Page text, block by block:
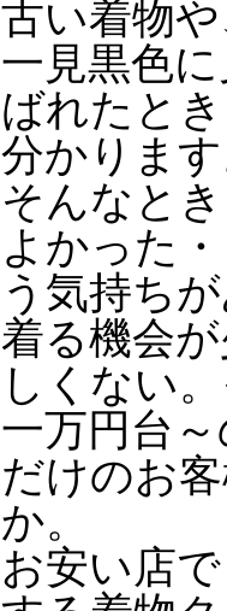
古い着物
一見黒色
ばれたと
分かりま
そんなと
よかった
う気持ち
着る機会
しくない
一万円台
だけのお
か。
お安い店